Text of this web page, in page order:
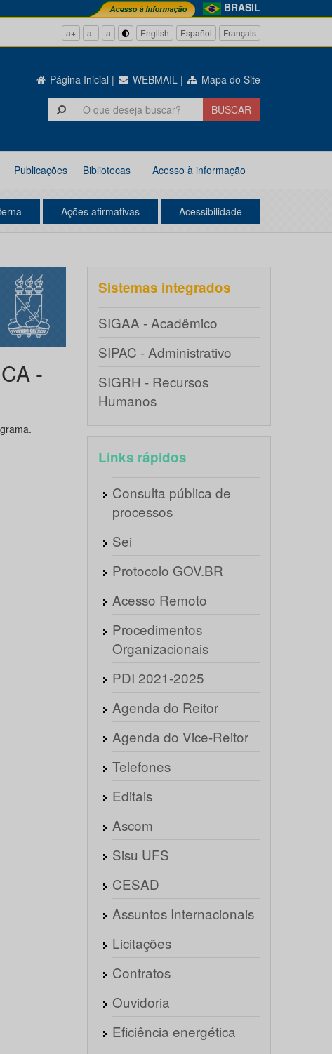
BRASIL
a+ a- a English Español Français
Página Inicial | WEBMAIL | Mapa do Site
Publicações Bibliotecas Acesso à informação
Ações afirmativas Acessibilidade
-
Sistemas integrados
SIGAA - Acadêmico
SIPAC - Administrativo
SIGRH - Recursos
Humanos
Links rápidos
Consulta pública de
processos
Sei
Protocolo GOV.BR
Acesso Remoto
Procedimentos
Organizacionais
PDI 2021-2025
Agenda do Reitor
Agenda do Vice-Reitor
Telefones
Editais
Ascom
Sisu UFS
CESAD
Assuntos Internacionais
Licitações
Contratos
Ouvidoria
Eficiência energética